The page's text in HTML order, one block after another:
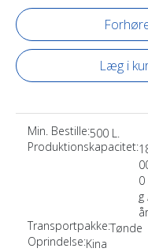
Læg i
Min. Bestille:500 L.
Produktionskapacitet:
0
g
år
Transportpakke:Tønde
Oprindelse:Kina